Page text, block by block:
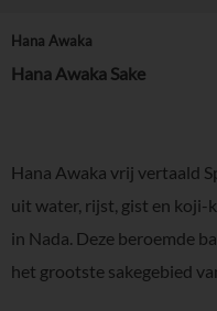
Hana Awaka
Hana Awaka Sake
Hana Awaka vrij vertaald
uit water, rijst, gist en koji-
in Nada. Deze beroemde
het grootste sakegebied